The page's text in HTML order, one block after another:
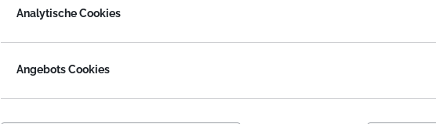
Analytische Cookies
Angebots Cookies